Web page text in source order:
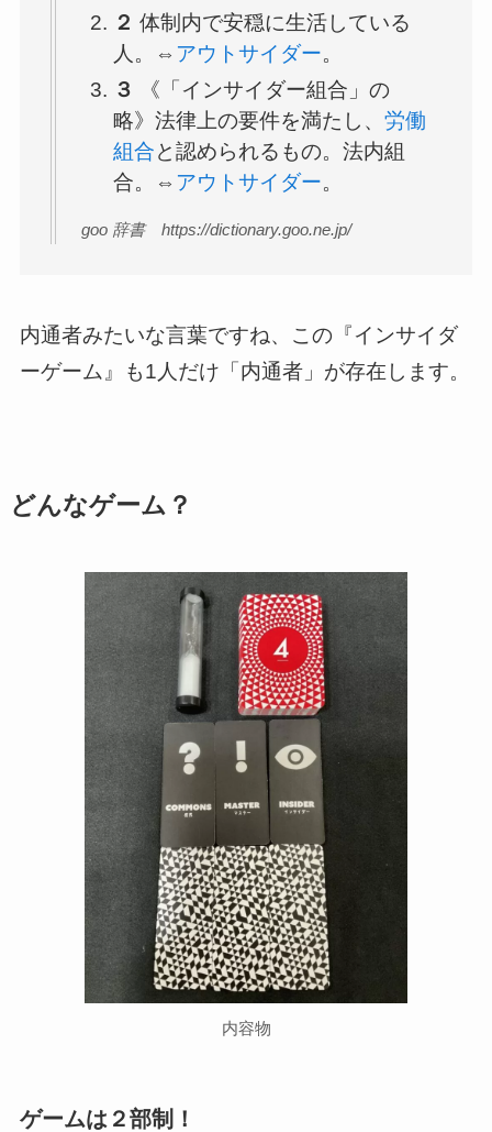
２ 体制内で安穏に生活している
人。⇔ アウトサイダー。
３
《「インサイダー組合」の
略》法律上の要件を満たし、 労働
組合と認められるもの。法内組
合。⇔ アウトサイダー。
goo 辞書 https://dictionary.goo.ne.jp/
内通者みたいな言葉ですね、この『インサイダ
ーゲーム』も1人だけ「内通者」が存在します。
どんなゲーム？
内容物
ゲームは２部制！